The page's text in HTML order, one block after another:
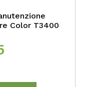
Color T3400